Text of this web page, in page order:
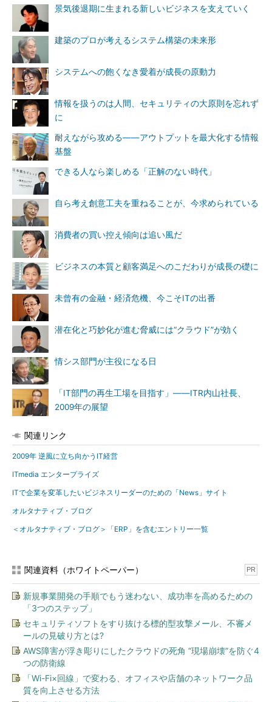
景気後退期に生まれる新しいビジネスを支えていく
建築のプロが考えるシステム構築の未来形
システムへの飽くなき愛着が成長の原動力
情報を扱うのは人間、セキュリティの大原則を忘れず
に
耐えながら攻める――アウトプットを最大化する情報
基盤
できる人なら楽しめる「正解のない時代」
自ら考え創意工夫を重ねることが、今求められている
消費者の買い控え傾向は追い風だ
ビジネスの本質と顧客満足へのこだわりが成長の礎に
未曾有の金融・経済危機、今こそITの出番
潜在化と巧妙化が進む脅威には“クラウド”が効く
情シス部門が主役になる日
「IT部門の再生工場を目指す」――ITR内山社長、
2009年の展望
関連リンク
2009年 逆風に立ち向かうIT経営
ITmedia エンタープライズ
ITで企業を変革したいビジネスリーダーのための「News」サイト
オルタナティブ・ブログ
＜オルタナティブ・ブログ＞「ERP」を含むエントリー一覧
関連資料（ホワイトペーパー） PR
新規事業開発の手順でもう迷わない、成功率を高めるための
「3つのステップ」
セキュリティソフトをすり抜ける標的型攻撃メール、不審メ
ールの見破り方とは?
AWS障害が浮き彫りにしたクラウドの死角 “現場崩壊”を防ぐ4
つの防衛線
「Wi-Fi×回線」で変わる、オフィスや店舗のネットワーク品
質を向上させる方法